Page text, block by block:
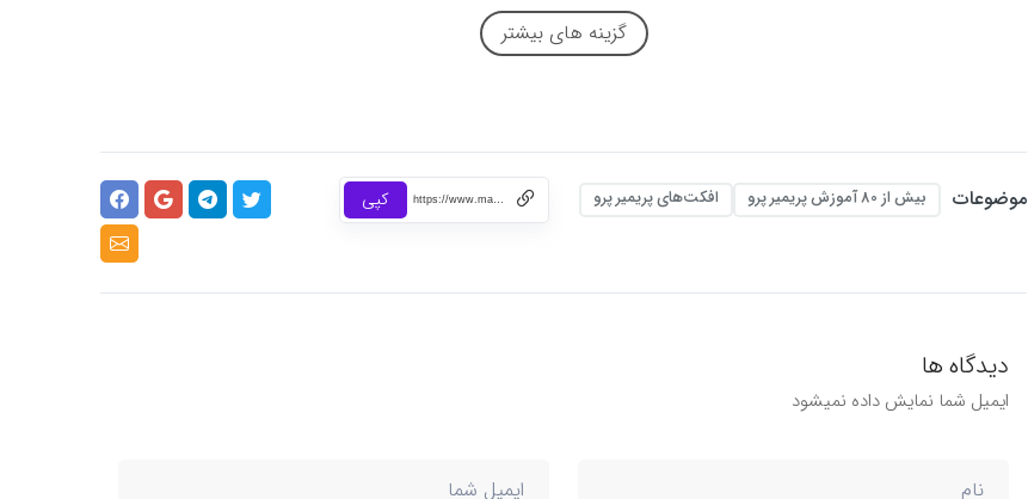
گزینه های بیشتر
موضوعات بیش از 80 آموزش پریمیر پرو افکت‌های پریمیر پرو کپی
دیدگاه ها
ایمیل شما نمایش داده نمیشود